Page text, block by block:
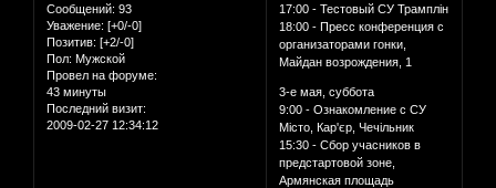
Сообщений: 93
Уважение: [+0/-0]
Позитив: [+2/-0]
Пол: Мужской
Провел на форуме:
43 минуты
Последний визит:
2009-02-27 12:34:12
17:00 - Тестовый СУ Трамплін
18:00 - Пресс конференция с
организаторами гонки,
Майдан возрождения, 1
3-е мая, суббота
9:00 - Ознакомление с СУ
Місто, Кар'єр, Чечільник
15:30 - Сбор учасников в
предстартовой зоне,
Армянская площадь